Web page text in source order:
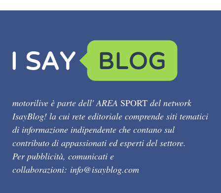
motorilive è parte dell' AREA SPORT del network
IsayBlog! la cui rete editoriale comprende siti tematici
di informazione indipendente che contano sul
contributo di appassionati ed esperti del settore.
Per pubblicità, comunicati e
collaborazioni: info@isayblog.com